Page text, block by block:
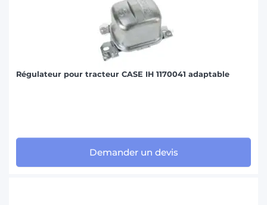
Régulateur pour tracteur CASE IH 1170041 adaptable
Demander un devis